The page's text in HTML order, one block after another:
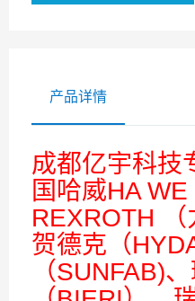
产品详情
成都亿宇科技
国哈威HA
REXROTH （
贺德克（
（SUNFAB)